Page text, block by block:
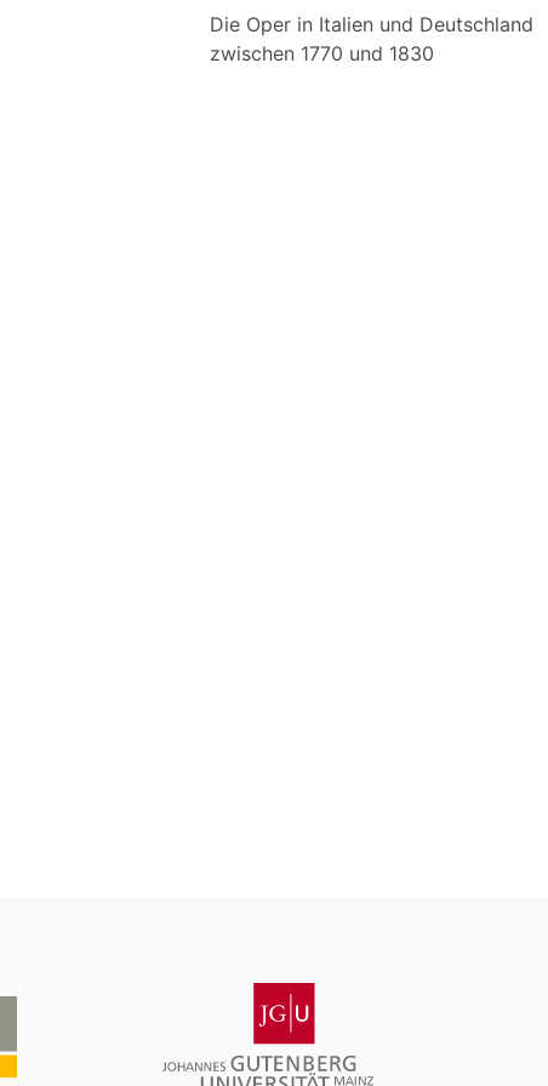
Die Oper in Italien und Deutschland
zwischen 1770 und 1830